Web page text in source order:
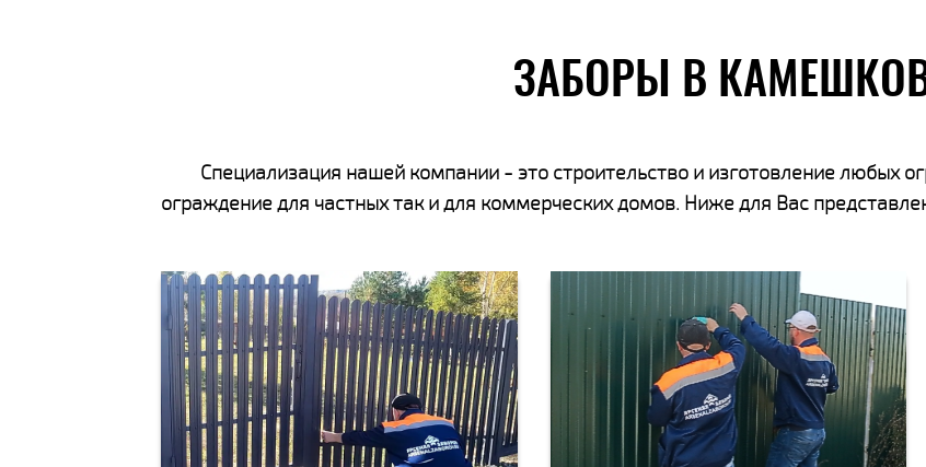
ЗАБОРЫ В
Специализация нашей компании - это строительство и изготовление любых
ограждение для частных так и для коммерческих домов. Ниже для Вас